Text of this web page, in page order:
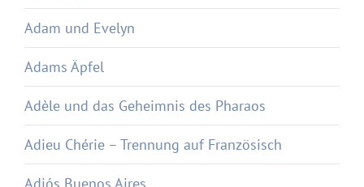
Adam und Evelyn
Adams Äpfel
Adèle und das Geheimnis des Pharaos
Adieu Chérie – Trennung auf Französisch